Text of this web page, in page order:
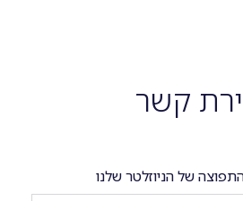
קשר
של הניוזלטר שלנו